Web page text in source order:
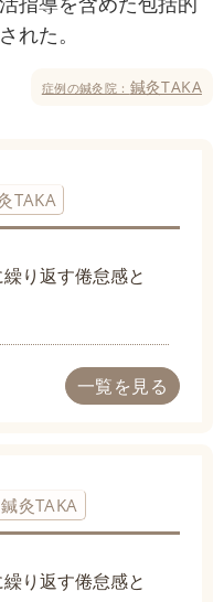
れた。
症例の鍼灸院： 鍼灸TAKA
TAKA
り返す倦怠感と
一覧を見る
鍼灸TAKA
り返す倦怠感と